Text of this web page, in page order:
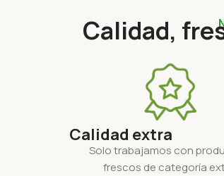
Calidad,
Calidad extra
Solo trabajamos con
frescos de categoría